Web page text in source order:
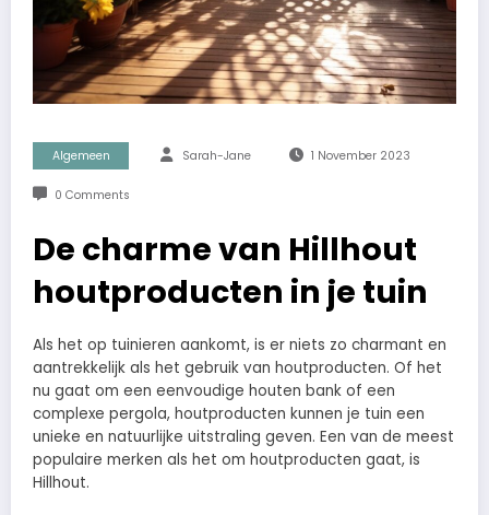
Algemeen Sarah-Jane 1 November 2023
0 Comments
De charme van Hillhout
houtproducten in je tuin
Als het op tuinieren aankomt, is er niets zo charmant en
aantrekkelijk als het gebruik van houtproducten. Of het
nu gaat om een eenvoudige houten bank of een
complexe pergola, houtproducten kunnen je tuin een
unieke en natuurlijke uitstraling geven. Een van de meest
populaire merken als het om houtproducten gaat, is
Hillhout.